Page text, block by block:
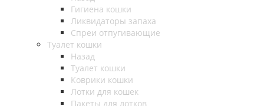
Гигиена кошки
Ликвидаторы запаха
Спреи отпугивающие
Туалет кошки
Назад
Туалет кошки
Коврики кошки
Лотки для кошек
Пакеты для лотков